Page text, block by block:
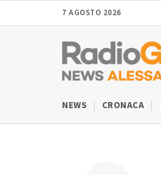
7 AGOSTO 2026
NEWS CRONACA